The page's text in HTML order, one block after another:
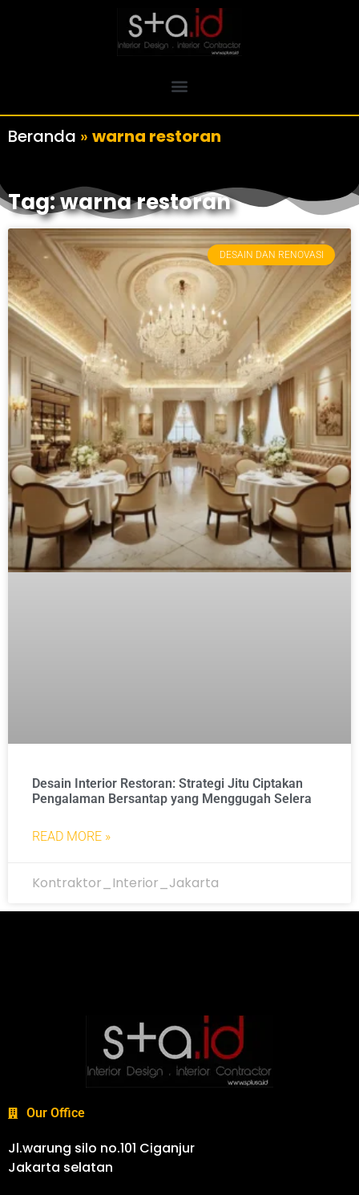
Beranda » warna restoran
Tag: warna restoran
DESAIN DAN RENOVASI
Desain Interior Restoran: Strategi Jitu Ciptakan
Pengalaman Bersantap yang Menggugah Selera
READ MORE »
Kontraktor_Interior_Jakarta
Our Office
Jl.warung silo no.101 Ciganjur
Jakarta selatan